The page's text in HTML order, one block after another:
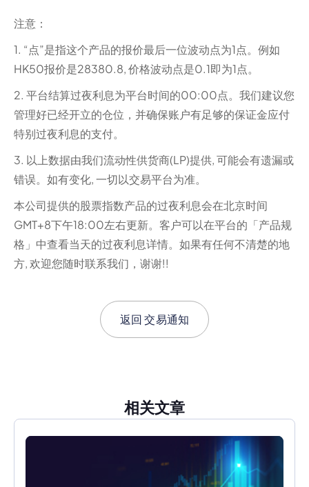
注意：
1. “点”是指这个产品的报价最后一位波动点为1点。例如
HK50报价是28380.8, 价格波动点是0.1即为1点。
2. 平台结算过夜利息为平台时间的00:00点。我们建议您
管理好已经开立的仓位，并确保账户有足够的保证金应付
特别过夜利息的支付。
3. 以上数据由我们流动性供货商(LP)提供, 可能会有遗漏或
错误。如有变化, 一切以交易平台为准。‍
本公司提供的股票指数产品的过夜利息会在北京时间
GMT+8下午18:00左右更新。客户可以在平台的「产品规
格」中查看当天的过夜利息详情。如果有任何不清楚的地
方, 欢迎您随时联系我们，谢谢!!
返回交易通知
相关文章